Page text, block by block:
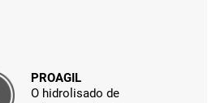
PROAGIL
O hidrolisado de